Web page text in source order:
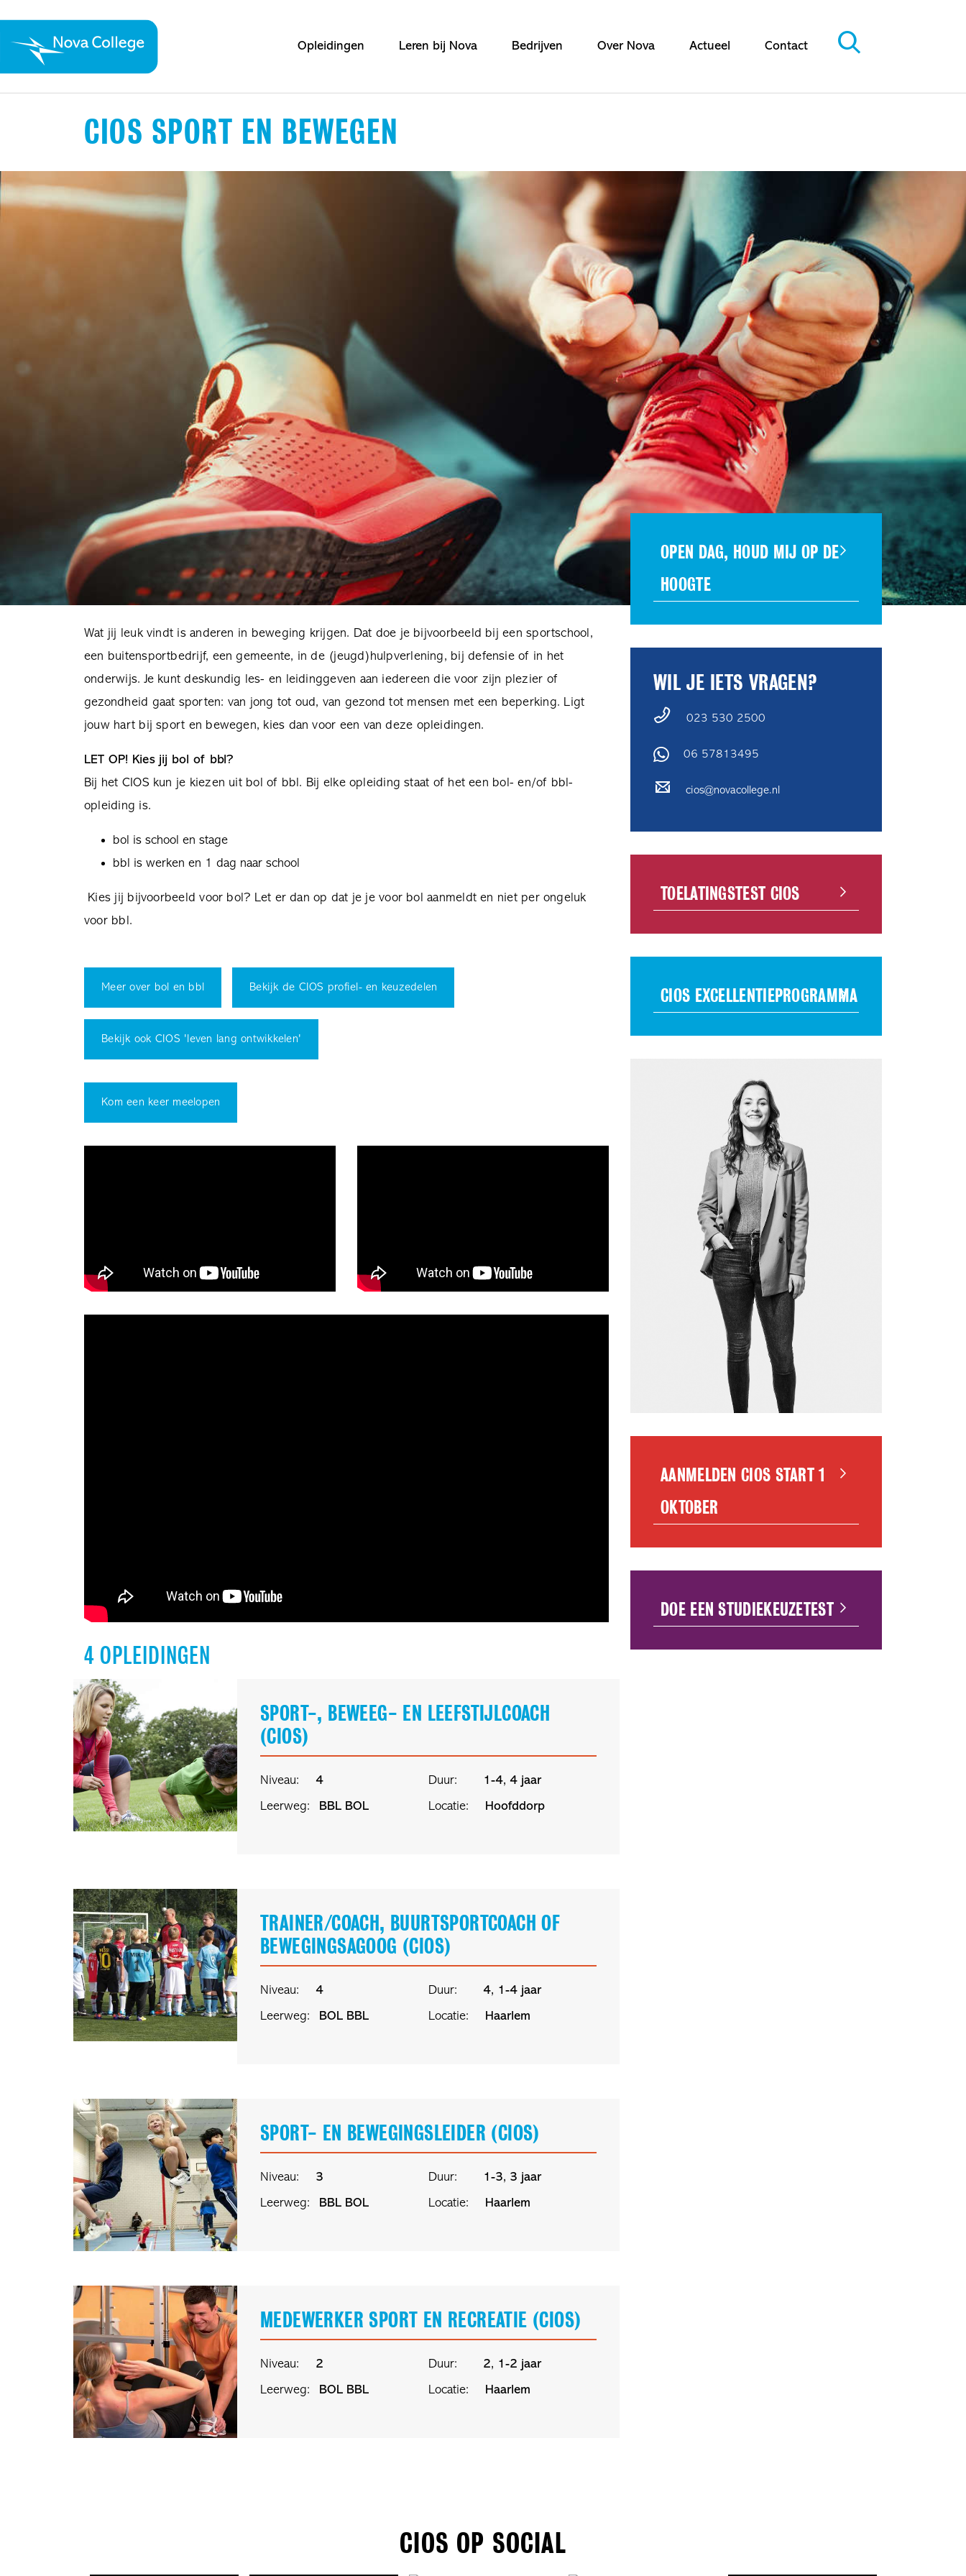
Opleidingen Leren bij Nova Bedrijven Over Nova Actueel Contact
CIOS SPORT EN BEWEGEN
Wat jij leuk vindt is anderen in beweging krijgen. Dat doe je bijvoorbeeld bij een sportschool,
een buitensportbedrijf, een gemeente, in de (jeugd)hulpverlening, bij defensie of in het
onderwijs. Je kunt deskundig les- en leidinggeven aan iedereen die voor zijn plezier of
gezondheid gaat sporten: van jong tot oud, van gezond tot mensen met een beperking. Ligt
jouw hart bij sport en bewegen, kies dan voor een van deze opleidingen.
LET OP! Kies jij bol of bbl?
Bij het CIOS kun je kiezen uit bol of bbl. Bij elke opleiding staat of het een bol- en/of bbl-
opleiding is.
bol is school en stage
bbl is werken en 1 dag naar school
Kies jij bijvoorbeeld voor bol? Let er dan op dat je je voor bol aanmeldt en niet per ongeluk
voor bbl.
Meer over bol en bbl Bekijk de CIOS profiel- en keuzedelen
Bekijk ook CIOS 'leven lang ontwikkelen'
Kom een keer meelopen
4OPLEIDINGEN
SPORT-, BEWEEG- EN LEEFSTIJLCOACH
(CIOS)
Niveau: 4 Duur:
1-4, 4 jaar
Leerweg:
BBL BOL Locatie: Hoofddorp
TRAINER/COACH, BUURTSPORTCOACH OF
BEWEGINGSAGOOG (CIOS)
Niveau: 4 Duur:
4, 1-4 jaar
Leerweg:
BOL BBL Locatie: Haarlem
SPORT- EN BEWEGINGSLEIDER (CIOS)
Niveau: 3 Duur:
1-3, 3 jaar
Leerweg:
BBL BOL Locatie: Haarlem
MEDEWERKER SPORT EN RECREATIE (CIOS)
Niveau: 2 Duur:
2, 1-2 jaar
Leerweg:
BOL BBL Locatie: Haarlem
OPEN DAG, HOUD MIJ OP DE
HOOGTE
WIL JE IETS VRAGEN?
023 530 2500
06 57813495
cios@novacollege.nl
TOELATINGSTEST CIOS
CIOS EXCELLENTIEPROGRAMMA
AANMELDEN CIOS START 1
OKTOBER
DOE EEN STUDIEKEUZETEST
CIOS OP SOCIAL